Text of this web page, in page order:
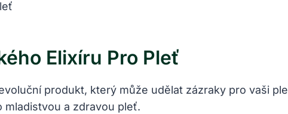
Elixíru Pro Pleť
produkt, který může udělat zázraky pro vaši
a zdravou pleť.